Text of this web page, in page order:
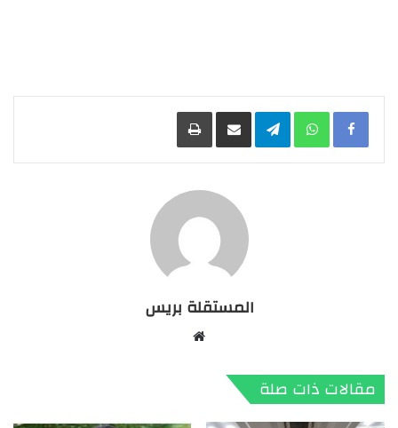
Facebook
WhatsApp
Telegramمشاركة عبر البريد طباعة
المستقلة بريس
مقالات ذات صلة